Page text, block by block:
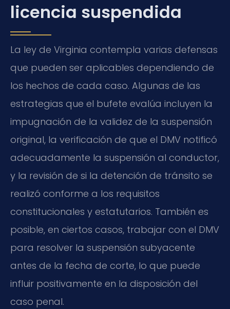
licencia suspendida
La ley de Virginia contempla varias defensas
que pueden ser aplicables dependiendo de
los hechos de cada caso. Algunas de las
estrategias que el bufete evalúa incluyen la
impugnación de la validez de la suspensión
original, la verificación de que el DMV notificó
adecuadamente la suspensión al conductor,
y la revisión de si la detención de tránsito se
realizó conforme a los requisitos
constitucionales y estatutarios. También es
posible, en ciertos casos, trabajar con el DMV
para resolver la suspensión subyacente
antes de la fecha de corte, lo que puede
influir positivamente en la disposición del
caso penal.